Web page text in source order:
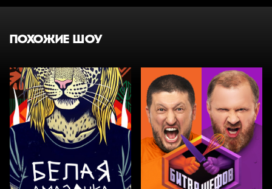
ПОХОЖИЕ ШОУ